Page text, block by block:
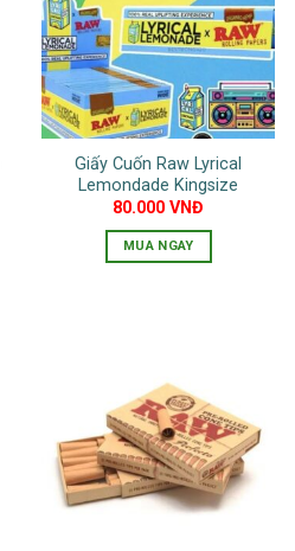
Giấy Cuốn Raw Lyrical
Lemondade Kingsize
80.000VNĐ
MUA NGAY